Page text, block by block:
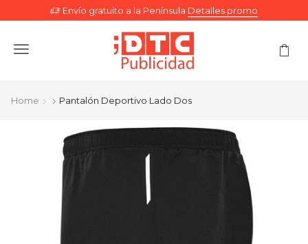
Envío gratuito a la Península Detalles promo
Menu
Home Pantalón Deportivo Lado Dos